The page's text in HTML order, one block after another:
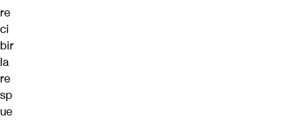
re
ci
bir
la
re
sp
ue